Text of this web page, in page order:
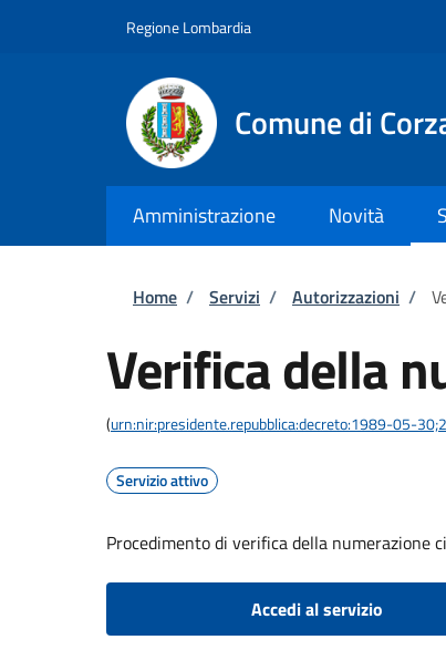
Regione Lombardia
Comune di
Amministrazione Novità
Briciole di pane
Home / Servizi / Autorizzazioni /
Verifica della
(urn:nir:presidente.repubblica:decreto:1989-05-
Servizio attivo
Procedimento di verifica della numerazione
Accedi al servizio